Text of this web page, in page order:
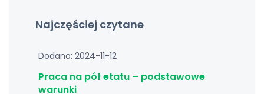
Najczęściej czytane
Dodano: 2024-11-12
Praca na pół etatu – podstawowe
warunki